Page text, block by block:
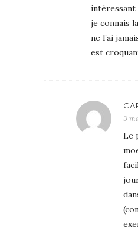
intéressant
je connais
ne l’ai
est
3
Le